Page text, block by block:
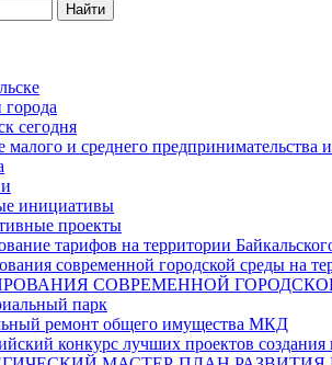
Найти
сегодня
малого и среднего предпринимательства
инициативы
проекты
тарифов на территории
современной городской среды на
СОВРЕМЕННОЙ
парк
ремонт общего имущества МКД
конкурс лучших проектов